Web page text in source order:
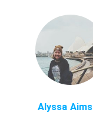
Alyssa